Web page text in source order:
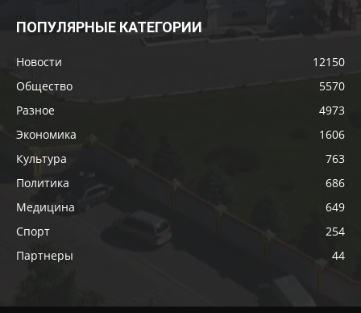
ПОПУЛЯРНЫЕ КАТЕГОРИИ
Новости
12150
Общество
5570
Разное
4973
Экономика
1606
Культура
763
Политика
686
Медицина
649
Спорт
254
Партнеры
44